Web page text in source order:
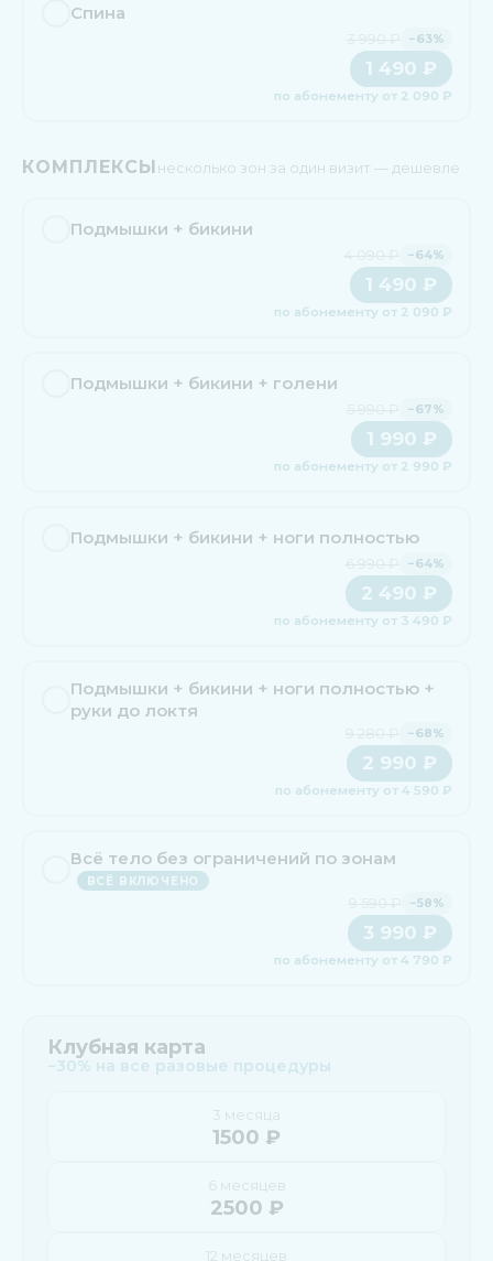
Спина
−63%
1 490 ₽
по абонементу от 2 090 ₽
КОМПЛЕКСЫнесколько зон за один визит — дешевле
Подмышки + бикини
−64%
1 490 ₽
по абонементу от 2 090 ₽
Подмышки + бикини + голени
−67%
1 990 ₽
по абонементу от 2 990 ₽
Подмышки + бикини + ноги полностью
−64%
2 490 ₽
по абонементу от 3 490 ₽
Подмышки + бикини + ноги полностью +
руки до локтя
−68%
2 990 ₽
по абонементу от 4 590 ₽
Всё тело без ограничений по зонам
ВСЁ ВКЛЮЧЕНО
−58%
3 990 ₽
по абонементу от 4 790 ₽
Клубная карта
−30% на все разовые процедуры
3 месяца
1500 ₽
6 месяцев
2500 ₽
12 месяцев